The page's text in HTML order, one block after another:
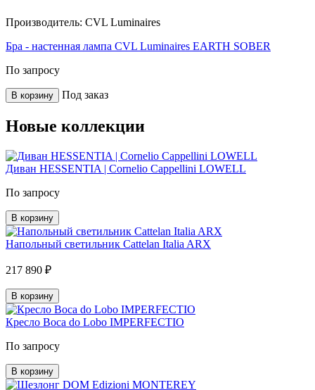
Производитель: CVL Luminaires
Бра - настенная лампа CVL Luminaires EARTH SOBER
По запросу
В корзину Под заказ
Новые коллекции
Диван HESSENTIA | Cornelio Cappellini LOWELL
По запросу
В корзину
Напольный светильник Cattelan Italia ARX
217 890 ₽
В корзину
Кресло Boca do Lobo IMPERFECTIO
По запросу
В корзину